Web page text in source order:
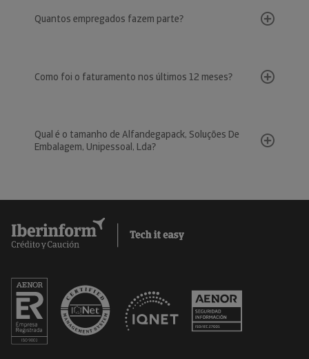
Quantos empregados fazem parte?
Como foi o faturamento nos últimos 12 meses?
Qual é o tamanho de Alfandegapack, Soluções De
Embalagem, Unipessoal, Lda?